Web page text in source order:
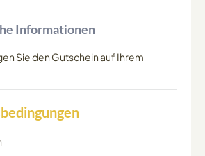
Informationen
Sie den Gutschein auf Ihrem